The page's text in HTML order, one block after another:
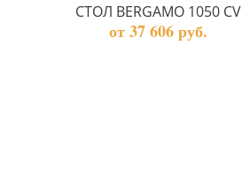
СТОЛ BERGAMO 1050 CV
от 37 606 руб.